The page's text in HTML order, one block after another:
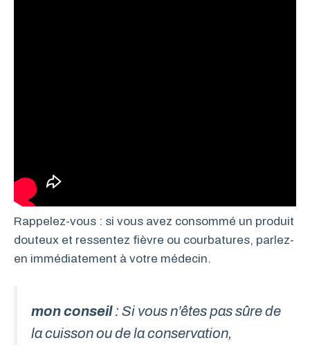
Rappelez-vous : si vous avez consommé un produit
douteux et ressentez fièvre ou courbatures, parlez-
en immédiatement à votre médecin.
mon conseil: Si vous n’êtes pas sûre de
la cuisson ou de la conservation,